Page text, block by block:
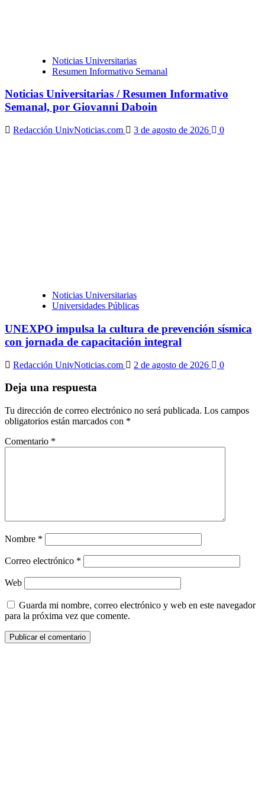
Noticias Universitarias
Resumen Informativo Semanal
Noticias Universitarias / Resumen Informativo
Semanal, por Giovanni Daboin
Redacción UnivNoticias.com 3 de agosto de 2026 0
Noticias Universitarias
Universidades Públicas
UNEXPO impulsa la cultura de prevención sísmica
con jornada de capacitación integral
Redacción UnivNoticias.com 2 de agosto de 2026 0
Deja una respuesta
Tu dirección de correo electrónico no será publicada. Los campos
obligatorios están marcados con *
Comentario *
Nombre *
Correo electrónico *
Web
Guarda mi nombre, correo electrónico y web en este navegador
para la próxima vez que comente.